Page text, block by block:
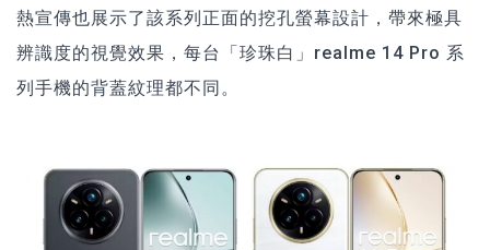
熱宣傳也展示了該系列正面的挖孔螢幕設計，帶來極具
辨識度的視覺效果，每台「珍珠白」realme 14 Pro 系
列手機的背蓋紋理都不同。